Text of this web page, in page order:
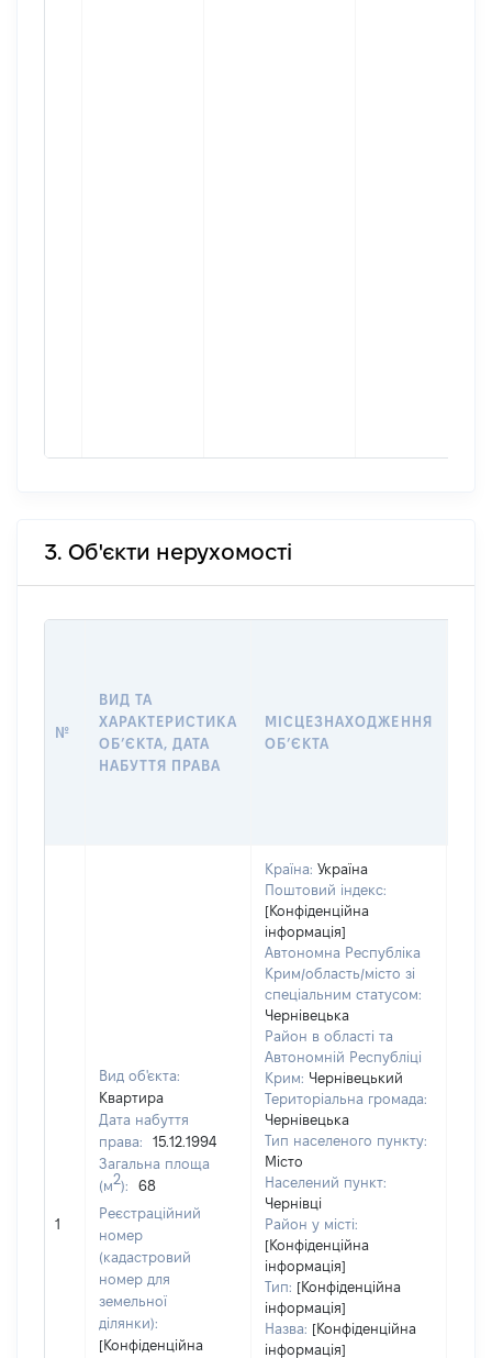
3. Об'єкти нерухомості
№
ВИД ТА
ХАРАКТЕРИСТИКА
ОБʼЄКТА, ДАТА
НАБУТТЯ ПРАВА
МІСЦЕЗНАХОДЖЕННЯ
ОБʼЄКТА
1
Вид об'єкта:
Квартира
Дата набуття
права:
15.12.1994
Загальна площа
(м2):
68
Реєстраційний
номер
(кадастровий
номер для
земельної
ділянки):
[Конфіденційна
Країна: Україна
Поштовий індекс:
[Конфіденційна
інформація]
Автономна Республіка
Крим/область/місто зі
спеціальним статусом:
Чернівецька
Район в області та
Автономній Республіці
Крим: Чернівецький
Територіальна громада:
Чернівецька
Тип населеного пункту:
Місто
Населений пункт:
Чернівці
Район у місті:
[Конфіденційна
інформація]
Тип: [Конфіденційна
інформація]
Назва: [Конфіденційна
інформація]